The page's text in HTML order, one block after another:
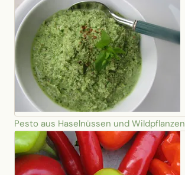
Pesto aus Haselnüssen und Wildpflanzen